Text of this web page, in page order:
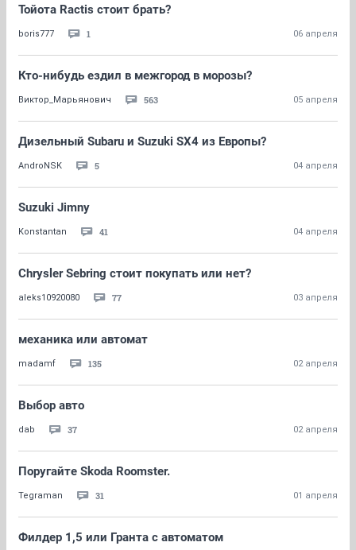
Тойота Ractis стоит брать?
boris777 1 06 апреля
Кто-нибудь ездил в межгород в морозы?
Виктор_Марьянович 563 05 апреля
Дизельный Subaru и Suzuki SX4 из Европы?
AndroNSK 5 04 апреля
Suzuki Jimny
Konstantan 41 04 апреля
Chrysler Sebring стоит покупать или нет?
aleks10920080 77 03 апреля
механика или автомат
madamf 135 02 апреля
Выбор авто
dаb 37 02 апреля
Поругайте Skoda Roomster.
Tegraman 31 01 апреля
Филдер 1,5 или Гранта с автоматом